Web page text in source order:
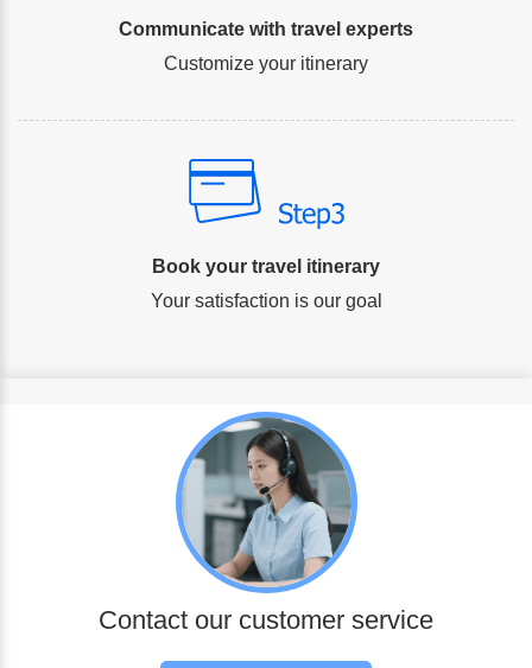
Communicate with travel experts
Customize your itinerary
Book your travel itinerary
Your satisfaction is our goal
Contact our customer service